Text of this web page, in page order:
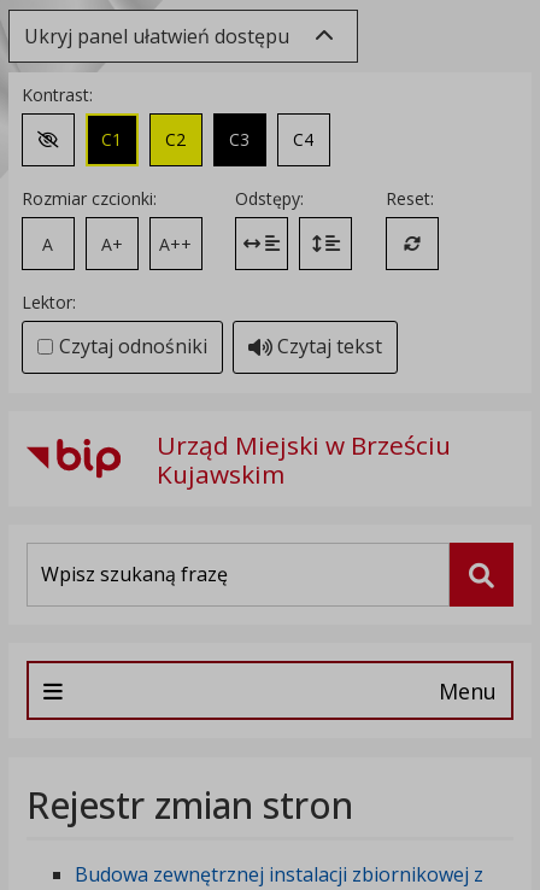
Ukryj panel ułatwień dostępu
Kontrast:
Zmień kontrast na domyślny
C1 C2 C3 C4
Rozmiar czcionki:
A
A+ A++
Odstępy:
Zmień odstęp między literami
Zmień interlinię i margines
Reset:
Przywróć
Lektor:
Czytaj odnośniki Czytaj tekst
Urząd Miejski w Brześciu
Kujawskim
Menu
Rejestr zmian stron
Budowa zewnętrznej instalacji zbiornikowej z